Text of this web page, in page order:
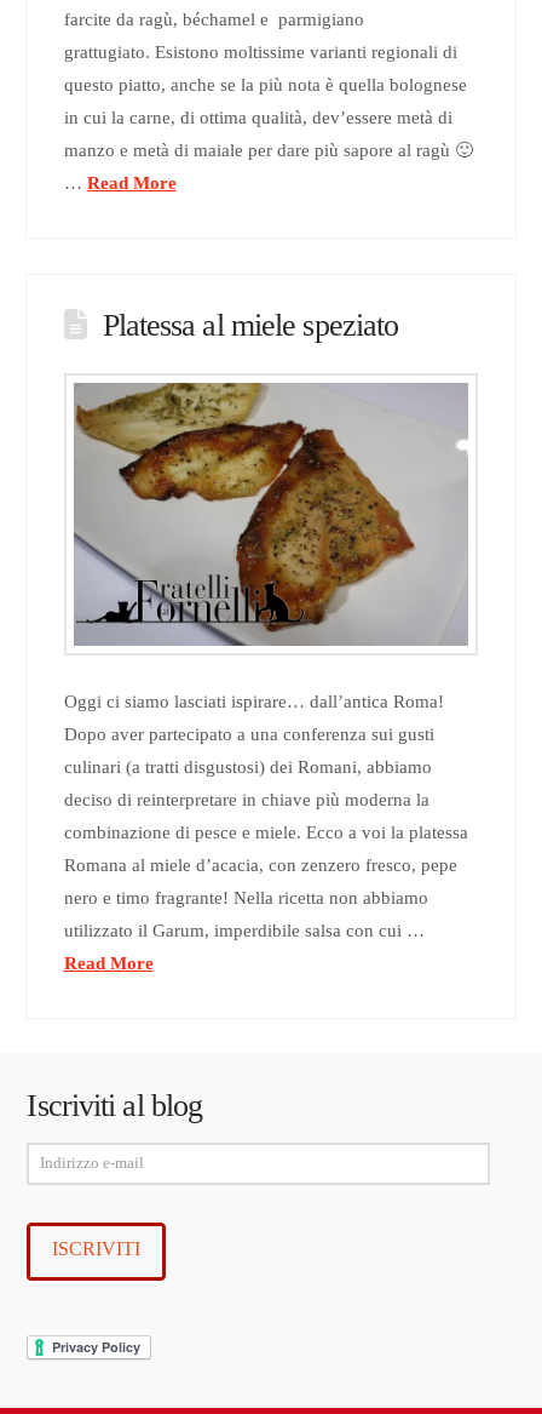
farcite da ragù, béchamel e parmigiano
grattugiato. Esistono moltissime varianti regionali di
questo piatto, anche se la più nota è quella bolognese
in cui la carne, di ottima qualità, dev’essere metà di
manzo e metà di maiale per dare più sapore al ragù 🙂
… Read More
Platessa al miele speziato
Oggi ci siamo lasciati ispirare… dall’antica Roma!
Dopo aver partecipato a una conferenza sui gusti
culinari (a tratti disgustosi) dei Romani, abbiamo
deciso di reinterpretare in chiave più moderna la
combinazione di pesce e miele. Ecco a voi la platessa
Romana al miele d’acacia, con zenzero fresco, pepe
nero e timo fragrante! Nella ricetta non abbiamo
utilizzato il Garum, imperdibile salsa con cui …
Read More
Iscriviti al blog
Indirizzo
e-
mail
ISCRIVITI